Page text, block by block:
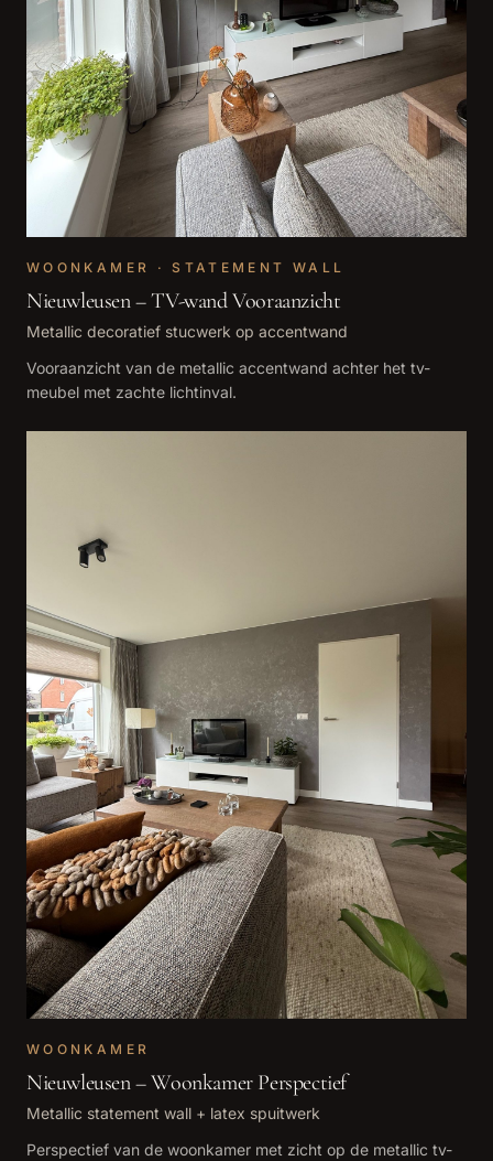
WOONKAMER · STATEMENT WALL
Nieuwleusen – TV-wand Vooraanzicht
Metallic decoratief stucwerk op accentwand
Vooraanzicht van de metallic accentwand achter het tv-
meubel met zachte lichtinval.
WOONKAMER
Nieuwleusen – Woonkamer Perspectief
Metallic statement wall + latex spuitwerk
Perspectief van de woonkamer met zicht op de metallic tv-